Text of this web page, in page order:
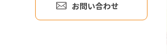
お問い合わせ